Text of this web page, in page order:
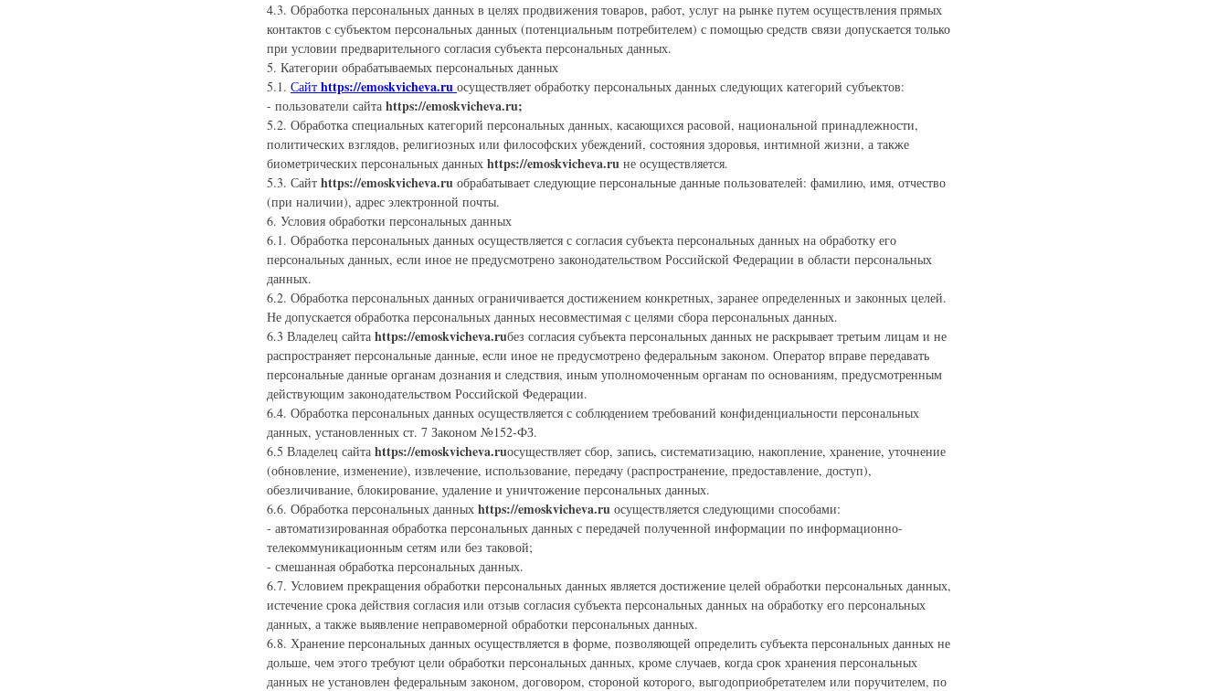
4.3. Обработка персональных данных в целях продвижения товаров, работ, услуг на рынке путем осуществления прямых
контактов с субъектом персональных данных (потенциальным потребителем) с помощью средств связи допускается только
при условии предварительного согласия субъекта персональных данных.
5. Категории обрабатываемых персональных данных
5.1. Сайт https://emoskvicheva.ru осуществляет обработку персональных данных следующих категорий субъектов:
- пользователи сайта https://emoskvicheva.ru;
5.2. Обработка специальных категорий персональных данных, касающихся расовой, национальной принадлежности,
политических взглядов, религиозных или философских убеждений, состояния здоровья, интимной жизни, а также
биометрических персональных данных https://emoskvicheva.ru не осуществляется.
5.3. Сайт https://emoskvicheva.ru обрабатывает следующие персональные данные пользователей: фамилию, имя, отчество
(при наличии), адрес электронной почты.
6. Условия обработки персональных данных
6.1. Обработка персональных данных осуществляется с согласия субъекта персональных данных на обработку его
персональных данных, если иное не предусмотрено законодательством Российской Федерации в области персональных
данных.
6.2. Обработка персональных данных ограничивается достижением конкретных, заранее определенных и законных целей.
Не допускается обработка персональных данных несовместимая с целями сбора персональных данных.
6.3 Владелец сайта https://emoskvicheva.ruбез согласия субъекта персональных данных не раскрывает третьим лицам и не
распространяет персональные данные, если иное не предусмотрено федеральным законом. Оператор вправе передавать
персональные данные органам дознания и следствия, иным уполномоченным органам по основаниям, предусмотренным
действующим законодательством Российской Федерации.
6.4. Обработка персональных данных осуществляется с соблюдением требований конфиденциальности персональных
данных, установленных ст. 7 Законом №152-ФЗ.
6.5 Владелец сайта https://emoskvicheva.ruосуществляет сбор, запись, систематизацию, накопление, хранение, уточнение
(обновление, изменение), извлечение, использование, передачу (распространение, предоставление, доступ),
обезличивание, блокирование, удаление и уничтожение персональных данных.
6.6. Обработка персональных данных https://emoskvicheva.ru осуществляется следующими способами:
- автоматизированная обработка персональных данных с передачей полученной информации по информационно-
телекоммуникационным сетям или без таковой;
- смешанная обработка персональных данных.
6.7. Условием прекращения обработки персональных данных является достижение целей обработки персональных данных,
истечение срока действия согласия или отзыв согласия субъекта персональных данных на обработку его персональных
данных, а также выявление неправомерной обработки персональных данных.
6.8. Хранение персональных данных осуществляется в форме, позволяющей определить субъекта персональных данных не
дольше, чем этого требуют цели обработки персональных данных, кроме случаев, когда срок хранения персональных
данных не установлен федеральным законом, договором, стороной которого, выгодоприобретателем или поручителем, по